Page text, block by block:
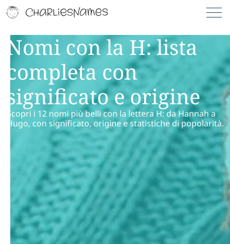
Nomi con la H: lista
completa con
significato e origine
Scopri i 12 nomi più belli con la lettera H: da Hannah a
Hugo, con significato, origine e statistiche di popolarità.